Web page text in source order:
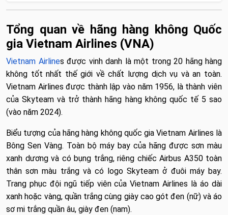
Tổng quan về hãng hàng không Quốc
gia Vietnam Airlines (VNA)
Vietnam Airlines được vinh danh là một trong 20 hãng hàng
không tốt nhất thế giới về chất lượng dịch vụ và an toàn.
Vietnam Airlines được thành lập vào năm 1956, là thành viên
của Skyteam và trở thành hãng hàng không quốc tế 5 sao
(vào năm 2024).
Biểu tượng của hãng hàng không quốc gia Vietnam Airlines là
Bông Sen Vàng. Toàn bộ máy bay của hãng được sơn màu
xanh dương và có bụng trắng, riêng chiếc Airbus A350 toàn
thân sơn màu trắng và có logo Skyteam ở đuôi máy bay.
Trang phục đội ngũ tiếp viên của Vietnam Airlines là áo dài
xanh hoặc vàng, quần trắng cùng giày cao gót đen (nữ) và áo
sơ mi trắng quần âu, giày đen (nam).